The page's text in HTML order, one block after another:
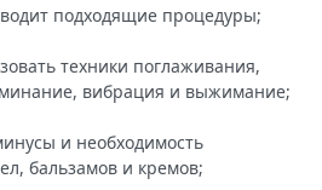
подходящие процедуры;
техники поглаживания,
вибрация и выжимание;
и необходимость
бальзамов и кремов;